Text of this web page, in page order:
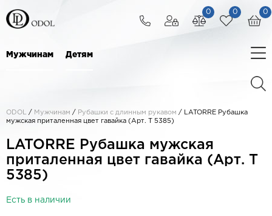
0
0
0
Мужчинам Детям
ODOL / Мужчинам / Рубашки с длинным рукавом / LATORRE Рубашка
мужская приталенная цвет гавайка (Арт. T 5385)
LATORRE Рубашка мужская
приталенная цвет гавайка (Арт. T
5385)
Есть в наличии